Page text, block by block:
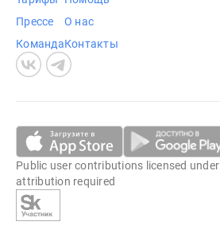
Прессе
Команда
О нас
Контакты
Public user contributions licensed
attribution required